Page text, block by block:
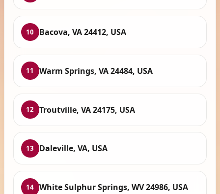
10 Bacova, VA 24412, USA
11 Warm Springs, VA 24484, USA
12 Troutville, VA 24175, USA
13 Daleville, VA, USA
14 White Sulphur Springs, WV 24986, USA